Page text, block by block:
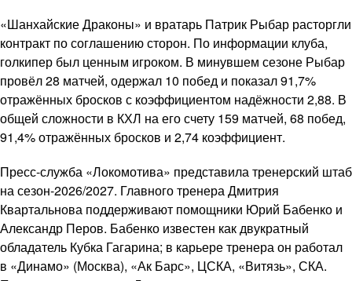
«Шанхайские Драконы» и вратарь Патрик Рыбар расторгли
контракт по соглашению сторон. По информации клуба,
голкипер был ценным игроком. В минувшем сезоне Рыбар
провёл 28 матчей, одержал 10 побед и показал 91,7%
отражённых бросков с коэффициентом надёжности 2,88. В
общей сложности в КХЛ на его счету 159 матчей, 68 побед,
91,4% отражённых бросков и 2,74 коэффициент.
Пресс-служба «Локомотива» представила тренерский штаб
на сезон-2026/2027. Главного тренера Дмитрия
Квартальнова поддерживают помощники Юрий Бабенко и
Александр Перов. Бабенко известен как двукратный
обладатель Кубка Гагарина; в карьере тренера он работал
в «Динамо» (Москва), «Ак Барс», ЦСКА, «Витязь», СКА.